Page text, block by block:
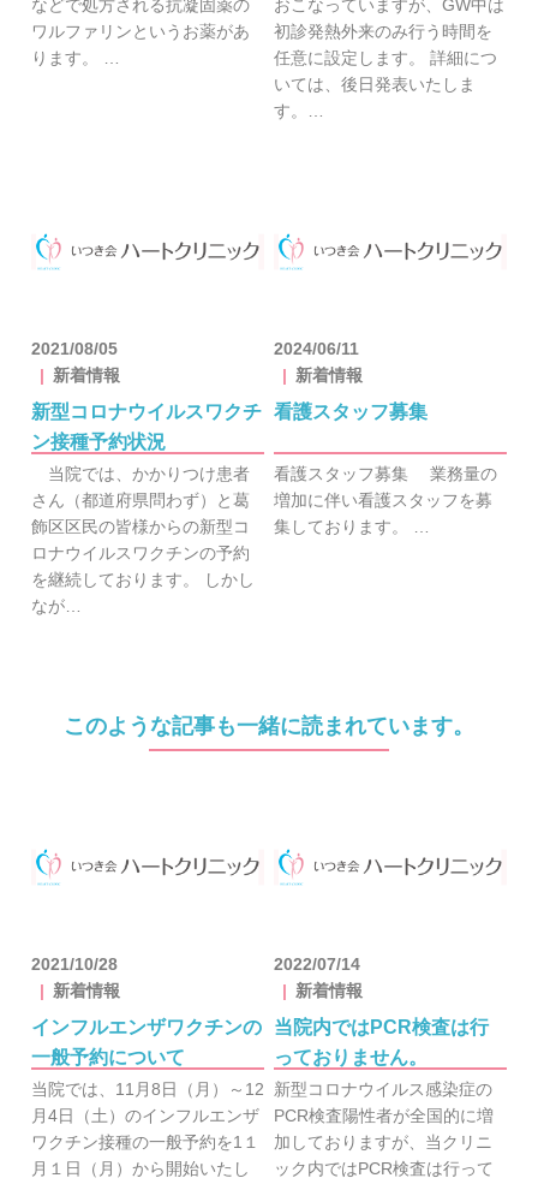
などで処方される抗凝固薬の
ワルファリンというお薬があ
ります。 …
おこなっていますが、GW中は
初診発熱外来のみ行う時間を
任意に設定します。 詳細につ
いては、後日発表いたしま
す。…
2021/08/05
新着情報
新型コロナウイルスワクチ
ン接種予約状況
当院では、かかりつけ患者
さん（都道府県問わず）と葛
飾区区民の皆様からの新型コ
ロナウイルスワクチンの予約
を継続しております。 しかし
なが…
2024/06/11
新着情報
看護スタッフ募集
看護スタッフ募集 業務量の
増加に伴い看護スタッフを募
集しております。 …
このような記事も一緒に読まれています。
2021/10/28
新着情報
インフルエンザワクチンの
一般予約について
当院では、11月8日（月）～12
月4日（土）のインフルエンザ
ワクチン接種の一般予約を1１
月１日（月）から開始いたし
2022/07/14
新着情報
当院内ではPCR検査は行
っておりません。
新型コロナウイルス感染症の
PCR検査陽性者が全国的に増
加しておりますが、当クリニ
ック内ではPCR検査は行って